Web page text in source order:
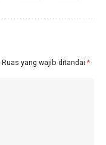
Ruas yang wajib ditandai *